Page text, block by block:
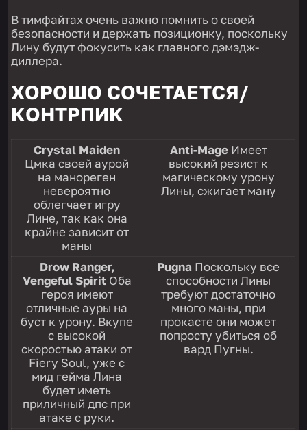
В тимфайтах очень важно помнить о своей
безопасности и держать позиционку, поскольку
Лину будут фокусить как главного дэмэдж-
диллера.
ХОРОШО СОЧЕТАЕТСЯ/
КОНТРПИК
Crystal Maiden
Цмка своей аурой
на манореген
невероятно
облегчает игру
Лине, так как она
крайне зависит от
маны
Anti-MageИмеет
высокий резист к
магическому урону
Лины, сжигает ману
Drow Ranger,
VengefulSpiritОба
героя имеют
отличные ауры на
буст к урону. Вкупе
с высокой
скоростью атаки от
Fiery Soul, уже с
мид гейма Лина
будет иметь
приличный дпс при
атаке с руки.
Pugna Поскольку все
способности Лины
требуют достаточно
много маны, при
прокасте они может
попросту убиться об
вард Пугны.